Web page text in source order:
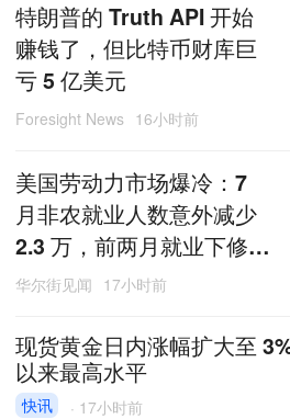
特朗普的 Truth API 开始
赚钱了，但比特币财库巨
亏 5 亿美元
Foresight News 16小时前
美国劳动力市场爆冷：7
月非农就业人数意外减少
2.3 万，前两月就业下修 1
0.3 万人
华尔街见闻 17小时前
现货黄金日内涨幅扩大至
以来最高水平
快讯 · 17小时前